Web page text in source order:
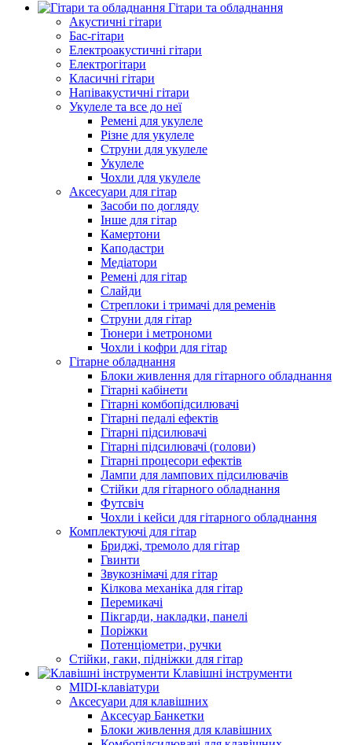
Гітари та обладнання
Акустичні гітари
Бас-гітари
Електроакустичні гітари
Електрогітари
Класичні гітари
Напівакустичні гітари
Укулеле та все до неї
Ремені для укулеле
Різне для укулеле
Струни для укулеле
Укулеле
Чохли для укулеле
Аксесуари для гітар
Засоби по догляду
Інше для гітар
Камертони
Каподастри
Медіатори
Ремені для гітар
Слайди
Стреплоки і тримачі для ременів
Струни для гітар
Тюнери і метрономи
Чохли і кофри для гітар
Гітарне обладнання
Блоки живлення для гітарного обладнання
Гітарні кабінети
Гітарні комбопідсилювачі
Гітарні педалі ефектів
Гітарні підсилювачі
Гітарні підсилювачі (голови)
Гітарні процесори ефектів
Лампи для лампових підсилювачів
Стійки для гітарного обладнання
Футсвіч
Чохли і кейси для гітарного обладнання
Комплектуючі для гітар
Бриджі, тремоло для гітар
Гвинти
Звукознімачі для гітар
Кілкова механіка для гітар
Перемикачі
Пікгарди, накладки, панелі
Поріжки
Потенціометри, ручки
Стійки, гаки, підніжки для гітар
Клавішні інструменти
MIDI-клавіатури
Аксесуари для клавішних
Аксесуар Банкетки
Блоки живлення для клавішних